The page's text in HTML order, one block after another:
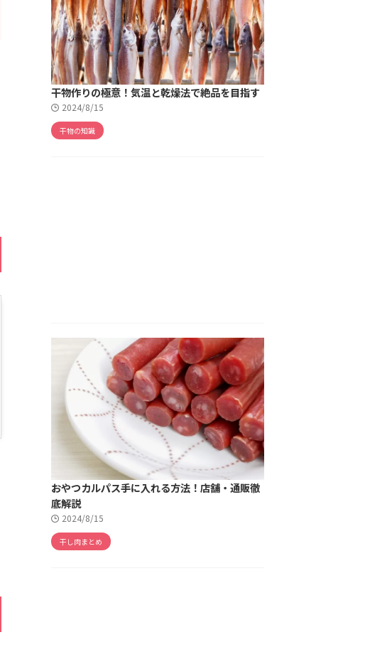
干物作りの極意！気温と乾燥法で絶品を目指す
2024/8/15
干物の知識
おやつカルパス手に入れる方法！店舗・通販徹
底解説
2024/8/15
干し肉まとめ